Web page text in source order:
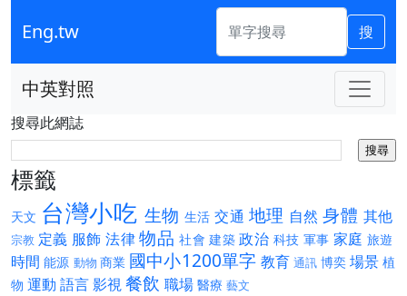
Eng.tw 搜
中英對照
搜尋此網誌
標籤
天文 台灣小吃 生物 生活 交通 地理 自然 身體 其他
宗教 定義 服飾 法律物品 社會 建築 政治 科技 軍事 家庭 旅遊
時間 能源 動物 商業 國中小1200單字 教育 通訊 博奕 場景 植
物 運動 語言影視餐飲 職場 醫療 藝文